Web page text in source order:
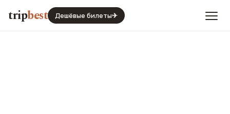
tripbest Дешёвые билеты✈